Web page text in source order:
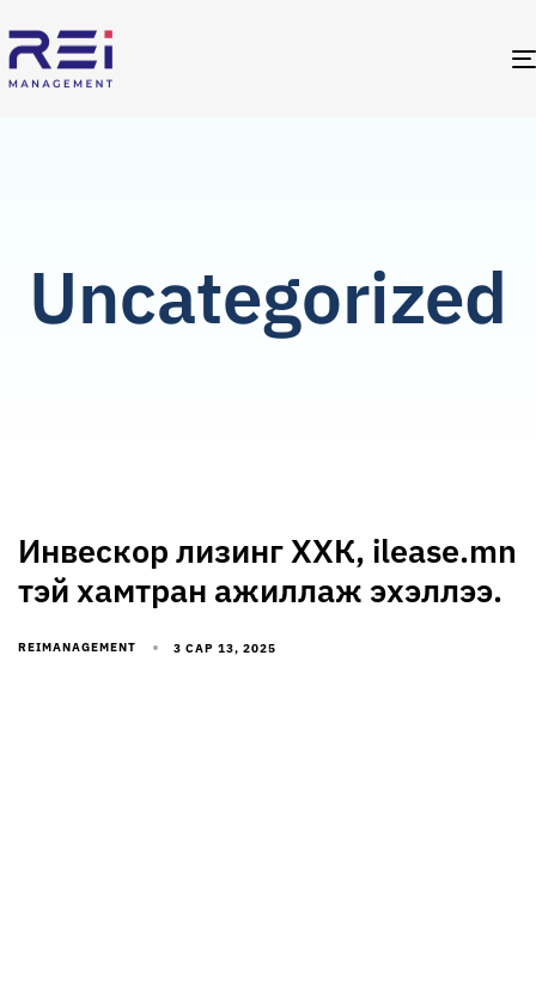
Uncategorized
Инвескор лизинг ХХК, ilease.mn
тэй хамтран ажиллаж эхэллээ.
REIMANAGEMENT 3 САР 13, 2025